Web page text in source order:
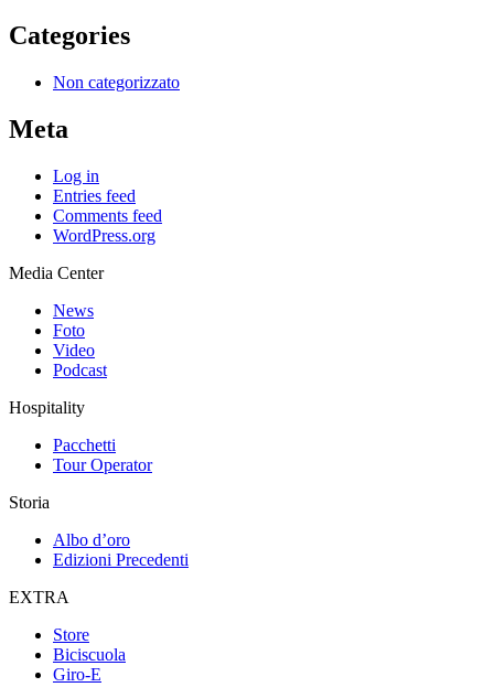
Categories
Non categorizzato
Meta
Log in
Entries feed
Comments feed
WordPress.org
Media Center
News
Foto
Video
Podcast
Hospitality
Pacchetti
Tour Operator
Storia
Albo d’oro
Edizioni Precedenti
EXTRA
Store
Biciscuola
Giro-E